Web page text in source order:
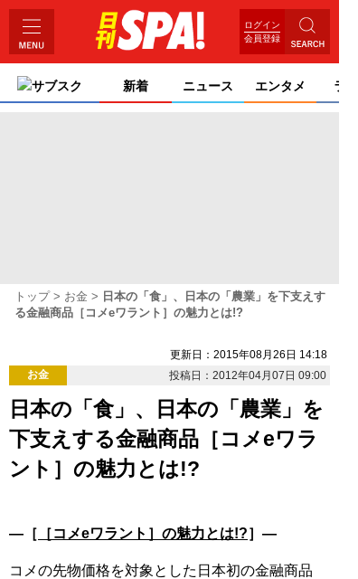
ログイン
会員登録
サブスク 新着 ニュース エンタメ ライ
トップ お金
日本の「食」、日本の「農業」を下支えす
る金融商品［コメeワラント］の魅力とは!?
更新日：2015年08月26日 14:18
お金
投稿日：2012年04月07日 09:00
日本の「食」、日本の「農業」を
下支えする金融商品［コメeワラ
ント］の魅力とは!?
―［ ［コメeワラント］の魅力とは!?］―
コメの先物価格を対象とした日本初の金融商品